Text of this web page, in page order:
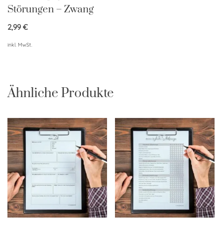
Störungen – Zwang
2,99€
inkl. MwSt.
Ähnliche Produkte